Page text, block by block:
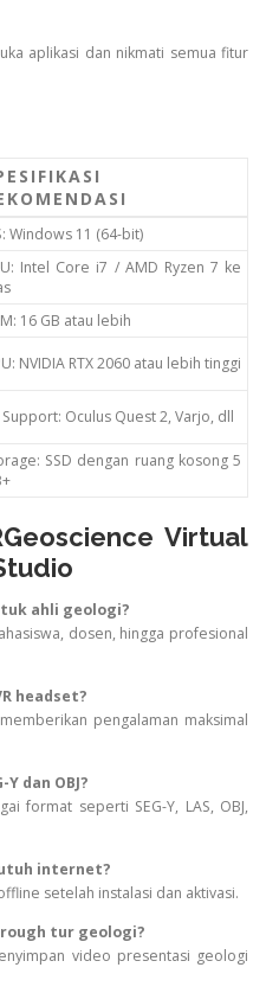
aplikasi dan nikmati semua fitur
Windows 11 (64-bit)
Intel Core i7 / AMD Ryzen 7 ke
16 GB atau lebih
NVIDIA RTX 2060 atau lebih tinggi
Support: Oculus Quest 2, Varjo, dll
SSD dengan ruang kosong 5
Virtual
ahli geologi?
dosen, hingga profesional
headset?
pengalaman maksimal
dan OBJ?
format seperti SEG-Y, LAS, OBJ,
internet?
setelah instalasi dan aktivasi.
tur geologi?
video presentasi geologi